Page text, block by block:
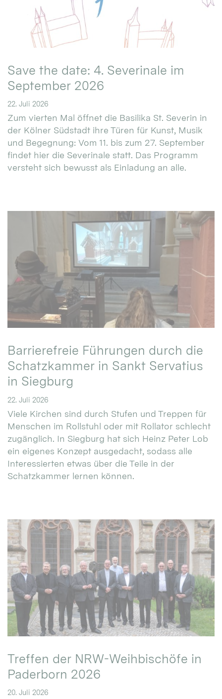
Save the date: 4. Severinale im
September 2026
22. Juli 2026
Zum vierten Mal öffnet die Basilika St. Severin in
der Kölner Südstadt ihre Türen für Kunst, Musik
und Begegnung: Vom 11. bis zum 27. September
findet hier die Severinale statt. Das Programm
versteht sich bewusst als Einladung an alle.
Barrierefreie Führungen durch die
Schatzkammer in Sankt Servatius
in Siegburg
22. Juli 2026
Viele Kirchen sind durch Stufen und Treppen für
Menschen im Rollstuhl oder mit Rollator schlecht
zugänglich. In Siegburg hat sich Heinz Peter Lob
ein eigenes Konzept ausgedacht, sodass alle
Interessierten etwas über die Teile in der
Schatzkammer lernen können.
Treffen der NRW-Weihbischöfe in
Paderborn 2026
20. Juli 2026